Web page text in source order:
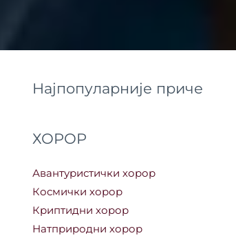
Најпопуларније приче
ХОРОР
Авантуристички хорор
Космички хорор
Криптидни хорор
Натприродни хорор